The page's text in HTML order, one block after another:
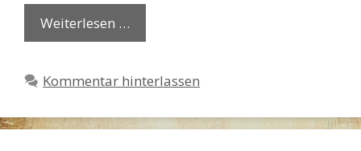
Weiterlesen …
Kommentar hinterlassen